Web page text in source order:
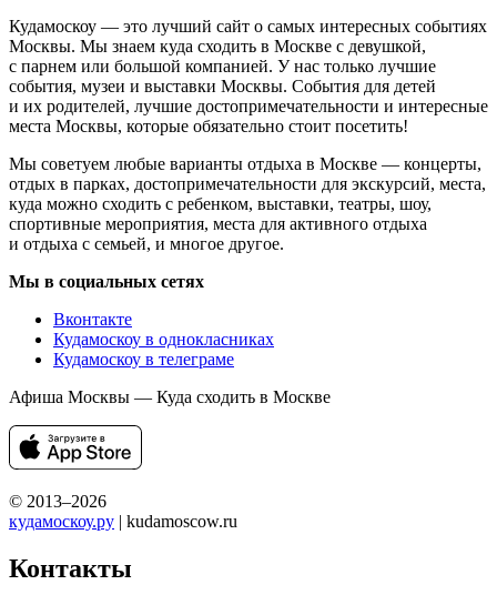
Кудамоскоу — это лучший сайт о самых интересных событиях
Москвы. Мы знаем куда сходить в Москве с девушкой,
с парнем или большой компанией. У нас только лучшие
события, музеи и выставки Москвы. События для детей
и их родителей, лучшие достопримечательности и интересные
места Москвы, которые обязательно стоит посетить!
Мы советуем любые варианты отдыха в Москве — концерты,
отдых в парках, достопримечательности для экскурсий, места,
куда можно сходить с ребенком, выставки, театры, шоу,
спортивные мероприятия, места для активного отдыха
и отдыха с семьей, и многое другое.
Мы в социальных сетях
Вконтакте
Кудамоскоу в однокласниках
Кудамоскоу в телеграме
Афиша Москвы — Куда сходить в Москве
© 2013–2026
кудамоскоу.ру | kudamoscow.ru
Контакты